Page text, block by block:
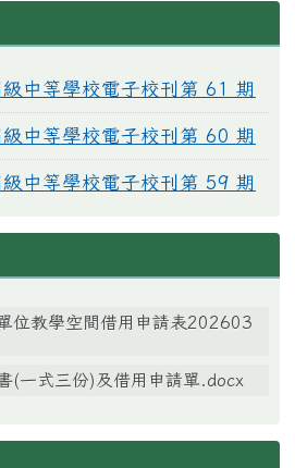
中等學校電子校刊第 61 期
中等學校電子校刊第 60 期
中等學校電子校刊第 59 期
位教學空間借用申請表202603
(一式三份)及借用申請單.docx